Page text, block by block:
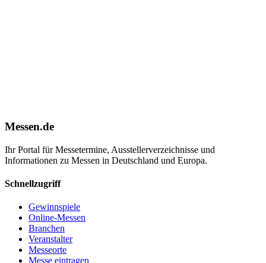
Messen.de
Ihr Portal für Messetermine, Ausstellerverzeichnisse und
Informationen zu Messen in Deutschland und Europa.
Schnellzugriff
Gewinnspiele
Online-Messen
Branchen
Veranstalter
Messeorte
Messe eintragen